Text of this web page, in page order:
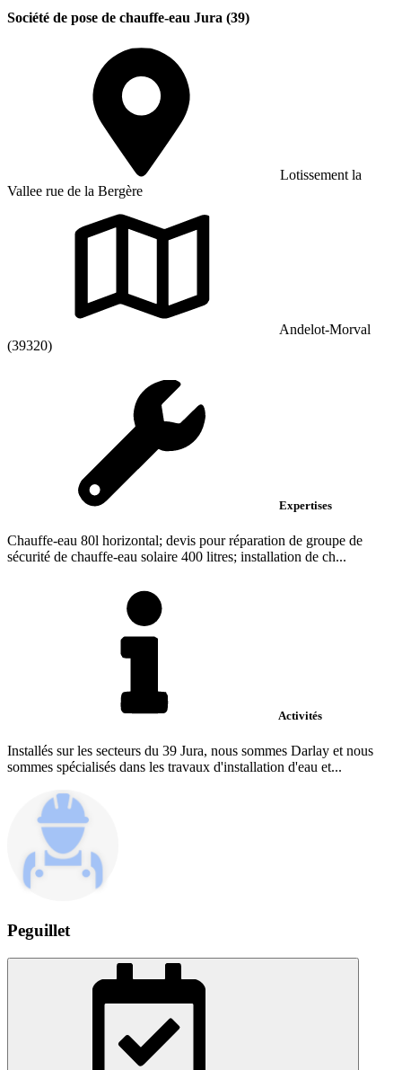
Société de pose de chauffe-eau Jura (39)
Lotissement la
Vallee rue de la Bergère
Andelot-Morval
(39320)
Expertises
Chauffe-eau 80l horizontal; devis pour réparation de groupe de
sécurité de chauffe-eau solaire 400 litres; installation de ch...
Activités
Installés sur les secteurs du 39 Jura, nous sommes Darlay et nous
sommes spécialisés dans les travaux d'installation d'eau et...
Peguillet